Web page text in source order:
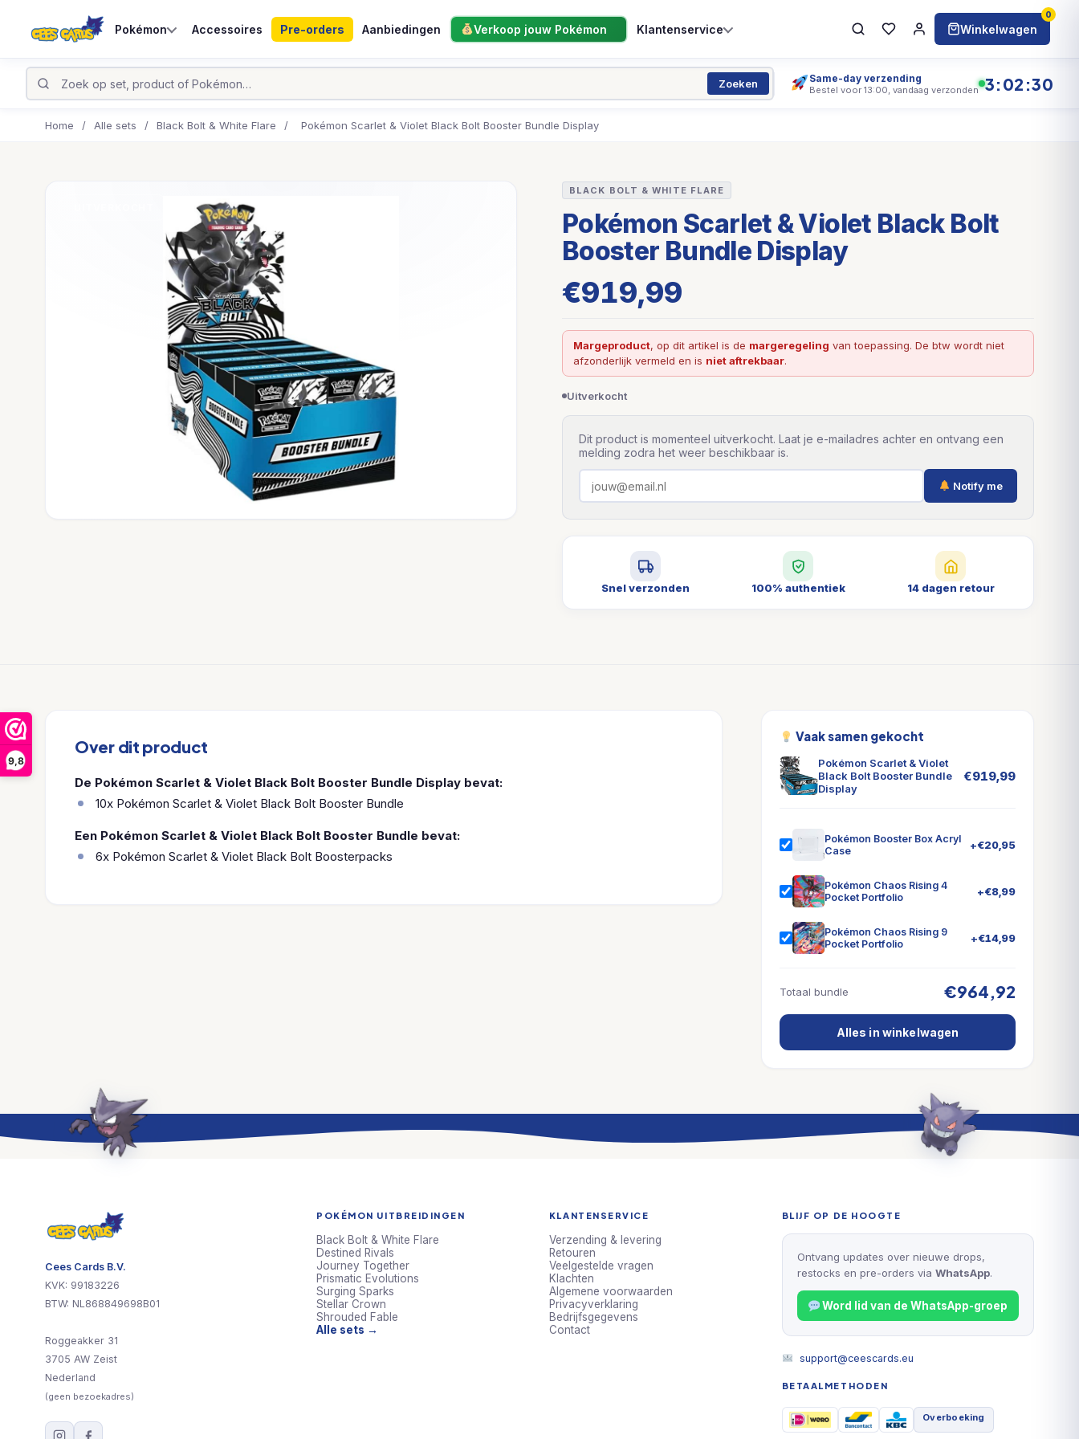
9,8
Pokémon Accessoires Pre-orders Aanbiedingen Verkoop jouw Pokémon Klantenservice Winkelwagen
0
Zoeken Same-day verzending
Bestel voor 13:00, vandaag verzonden 3:02:29
Home / Alle sets / Black Bolt & White Flare / Pokémon Scarlet & Violet Black Bolt Booster Bundle Display
BLACK BOLT & WHITE FLARE
Pokémon Scarlet & Violet Black Bolt
Booster Bundle Display
€919,99
Margeproduct, op dit artikel is de margeregeling van toepassing. De btw wordt niet
afzonderlijk vermeld en is niet aftrekbaar.
Uitverkocht
Dit product is momenteel uitverkocht. Laat je e-mailadres achter en ontvang een
melding zodra het weer beschikbaar is.
Notify me
Snel verzonden 100% authentiek 14 dagen retour
Over dit product
De Pokémon Scarlet & Violet Black Bolt Booster Bundle Display bevat:
10x Pokémon Scarlet & Violet Black Bolt Booster Bundle
Een Pokémon Scarlet & Violet Black Bolt Booster Bundle bevat:
6x Pokémon Scarlet & Violet Black Bolt Boosterpacks
Vaak samen gekocht
Pokémon Scarlet & Violet
Black Bolt Booster Bundle
Display
€919,99
Pokémon Booster Box Acryl
Case
+€20,95
Pokémon Chaos Rising 4
Pocket Portfolio
+€8,99
Pokémon Chaos Rising 9
Pocket Portfolio
+€14,99
Totaal bundle €964,92
Alles in winkelwagen
Cees Cards B.V.
KVK: 99183226
BTW: NL868849698B01
Roggeakker 31
3705 AW Zeist
Nederland
(geen bezoekadres)
POKÉMON UITBREIDINGEN
Black Bolt & White Flare
Destined Rivals
Journey Together
Prismatic Evolutions
Surging Sparks
Stellar Crown
Shrouded Fable
Alle sets →
KLANTENSERVICE
Verzending & levering
Retouren
Veelgestelde vragen
Klachten
Algemene voorwaarden
Privacyverklaring
Bedrijfsgegevens
Contact
BLIJF OP DE HOOGTE
Ontvang updates over nieuwe drops,
restocks en pre-orders via WhatsApp.
Word lid van de WhatsApp-groep
support@ceescards.eu
BETAALMETHODEN
Overboeking